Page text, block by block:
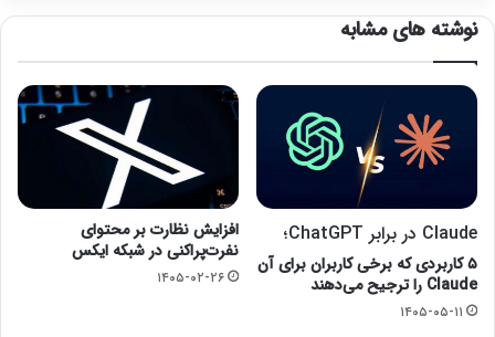
نوشته های مشابه
Claude در برابر ChatGPT؛
۵ کاربردی که برخی کاربران برای آن
Claude را ترجیح می‌دهند
۱۴۰۵-۰۵-۱۱
افزایش نظارت بر محتوای
نفرت‌پراکنی در شبکه ایکس
۱۴۰۵-۰۲-۲۶